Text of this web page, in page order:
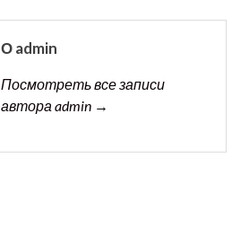
О admin
Посмотреть все записи
автора admin →